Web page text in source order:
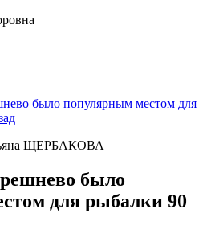
было популярным местом для
ЩЕРБАКОВА
было
для рыбалки 90